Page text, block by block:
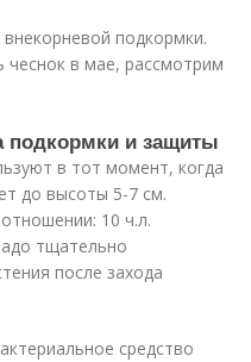
подкормки.
в мае, рассмотрим
и защиты
в тот момент, когда
до высоты 5-7 см.
10 ч.л.
тщательно
после захода
средство